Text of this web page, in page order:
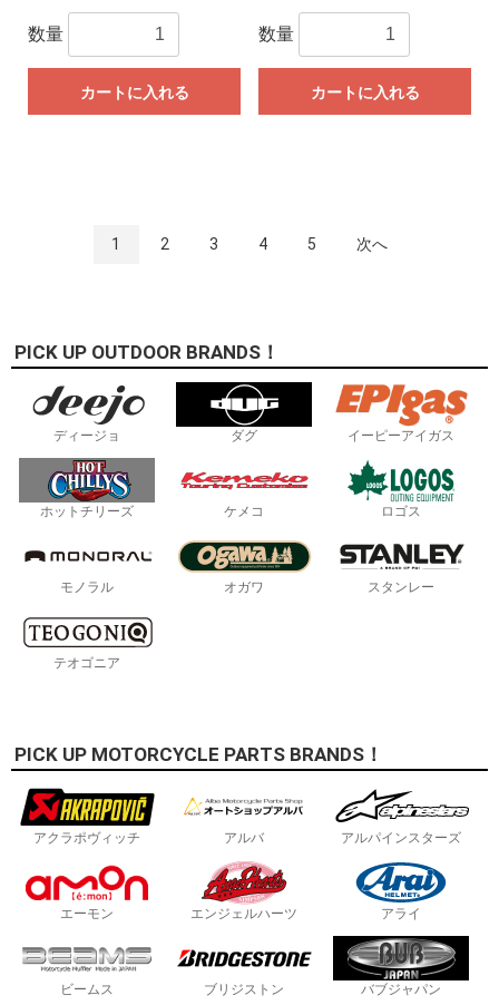
数量
カートに入れる
数量
カートに入れる
1 2 3 4 5 次へ
PICK UP OUTDOOR BRANDS！
ディージョ ダグ イーピーアイガス
ホットチリーズ ケメコ ロゴス
モノラル オガワ スタンレー
テオゴニア
PICK UP MOTORCYCLE PARTS BRANDS！
アクラポヴィッチ アルバ アルパインスターズ
エーモン エンジェルハーツ アライ
ビームス ブリジストン バブジャパン